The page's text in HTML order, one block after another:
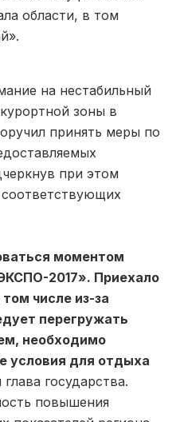
области, в том
на нестабильный
зоны в
принять меры по
при этом
моментом
2017». Приехало
числе из-за
перегружать
необходимо
условия для отдыха
государства.
повышения